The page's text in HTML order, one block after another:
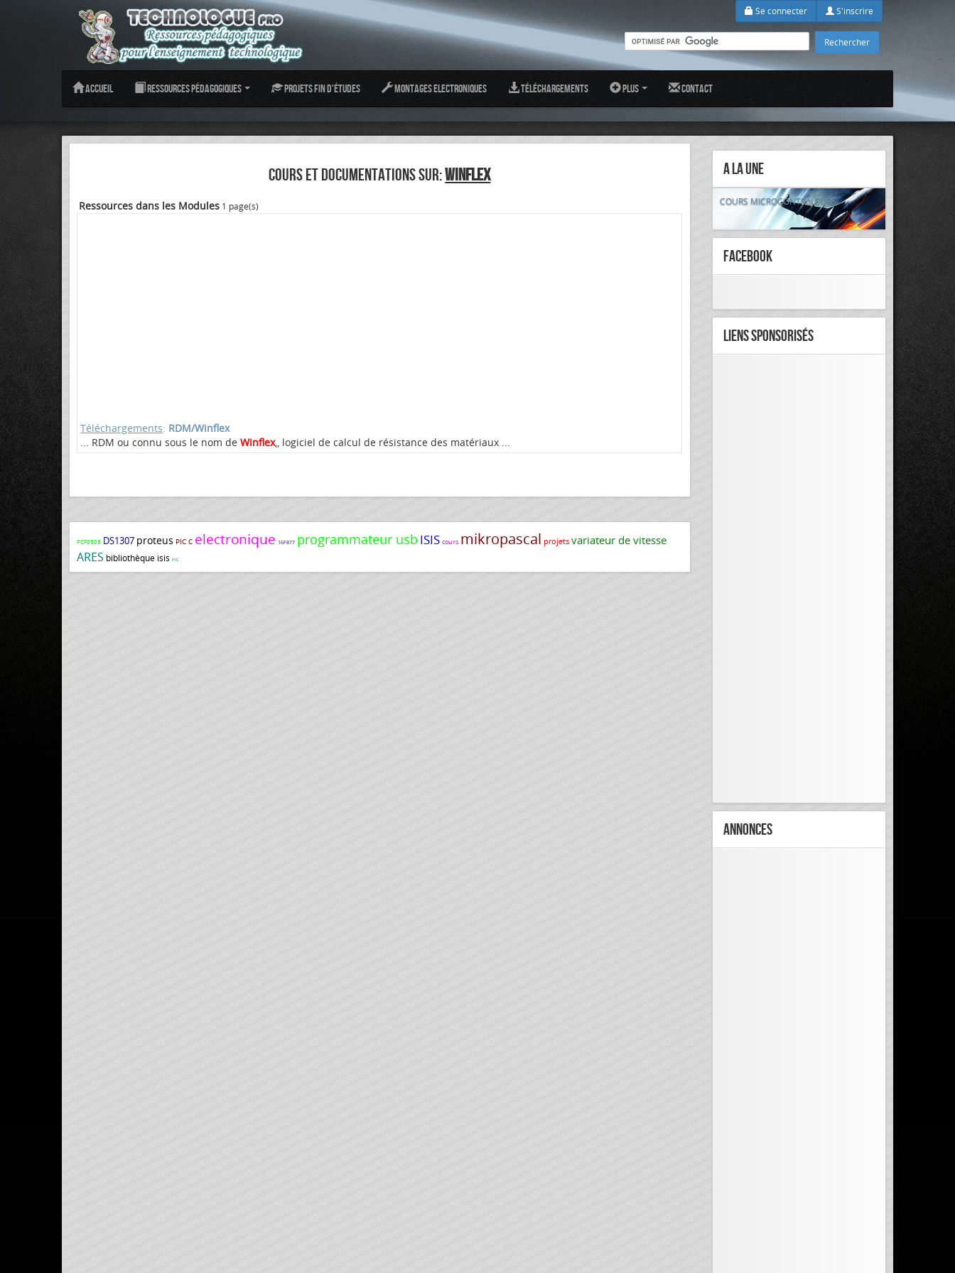
Se connecter S'inscrire
Accueil Ressources pédagogiques Projets fin d'études Montages Electroniques Téléchargements Plus Contact
COURS ET DOCUMENTATIONS SUR:WINFLEX
Ressources dans les Modules 1 page(s)
Téléchargements: RDM/Winflex
... RDM ou connu sous le nom deWinflex,, logiciel de calcul de résistance des matériaux ...
PCF8583 DS1307 proteus PIC C electronique 16F877 programmateur usb ISIS cours mikropascal projets variateur de vitesse
ARES bibliothèque isis PIC
A la Une
COURS MICROCONTRôLEURS
FaceBook
Liens Sponsorisés
Annonces